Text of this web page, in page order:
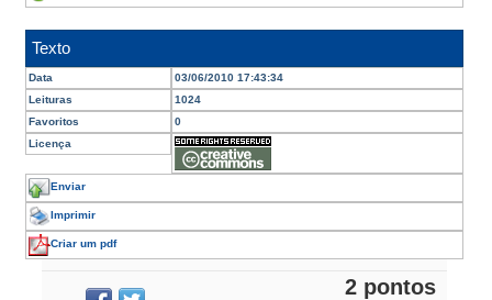
Texto
Data
03/06/2010 17:43:34
Leituras
1024
Favoritos
0
Licença
Enviar
Imprimir
Criar um pdf
2 pontos